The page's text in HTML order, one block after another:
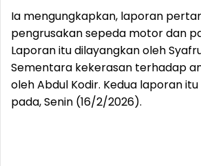
Ia mengungkapkan, laporan
pengrusakan sepeda motor dan
Laporan itu dilayangkan oleh
Sementara kekerasan terhadap
oleh Abdul Kodir. Kedua laporan
pada, Senin (16/2/2026).